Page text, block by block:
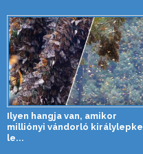
Ilyen hangja van, amikor
milliónyi vándorló királylepke
le...